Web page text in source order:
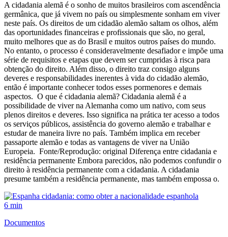
A cidadania alemã é o sonho de muitos brasileiros com ascendência
germânica, que já vivem no país ou simplesmente sonham em viver
neste país. Os direitos de um cidadão alemão saltam os olhos, além
das oportunidades financeiras e profissionais que são, no geral,
muito melhores que as do Brasil e muitos outros países do mundo.
No entanto, o processo é consideravelmente desafiador e impõe uma
série de requisitos e etapas que devem ser cumpridas à risca para
obtenção do direito. Além disso, o direito traz consigo alguns
deveres e responsabilidades inerentes à vida do cidadão alemão,
então é importante conhecer todos esses pormenores e demais
aspectos. O que é cidadania alemã? Cidadania alemã é a
possibilidade de viver na Alemanha como um nativo, com seus
plenos direitos e deveres. Isso significa na prática ter acesso a todos
os serviços públicos, assistência do governo alemão e trabalhar e
estudar de maneira livre no país. Também implica em receber
passaporte alemão e todas as vantagens de viver na União
Europeia. Fonte/Reprodução: original Diferença entre cidadania e
residência permanente Embora parecidos, não podemos confundir o
direito à residência permanente com a cidadania. A cidadania
presume também a residência permanente, mas também empossa o.
6 min
Documentos